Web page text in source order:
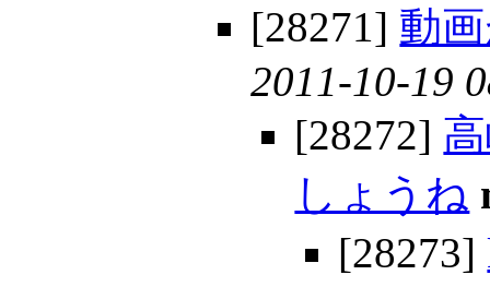
[28271] 動
2011-10-19
[28272]
しょうね
[28273]